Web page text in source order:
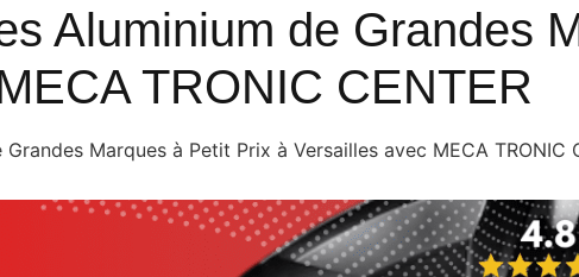
Aluminium de Grandes
TRONIC CENTER
Marques à Petit Prix à Versailles avec MECA TRONIC